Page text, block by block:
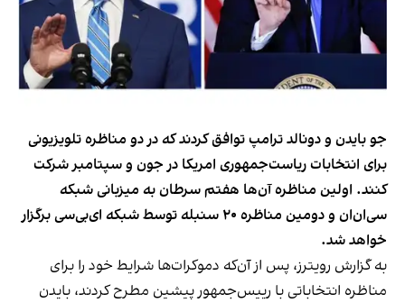
جو بایدن و دونالد ترامپ توافق کردند که در دو مناظره تلویزیونی
برای انتخابات ریاست‌جمهوری امریکا در جون و سپتامبر شرکت
کنند. اولین مناظره آن‌ها هفتم سرطان به میزبانی شبکه
سی‌ان‌ان و دومین مناظره ۲۰ سنبله توسط شبکه ای‌بی‌‌سی برگزار
خواهد شد.
به گزارش رویترز، پس از آن‌که دموکرات‌ها شرایط خود را برای
مناظره انتخاباتی با رییس‌جمهور پیشین مطرح کردند، بایدن